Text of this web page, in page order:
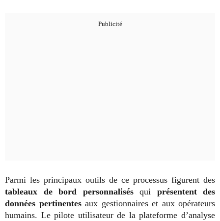
Parmi les principaux outils de ce processus figurent des
tableaux de bord personnalisésqui présentent des
données pertinentesaux gestionnaires et aux opérateurs
humains. Le pilote utilisateur de la plateforme d’analyse